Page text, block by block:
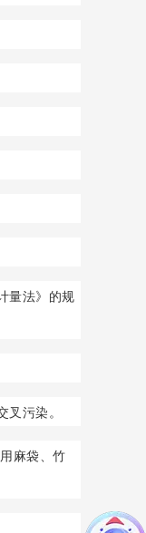
量法》的规
污染。
麻袋、竹